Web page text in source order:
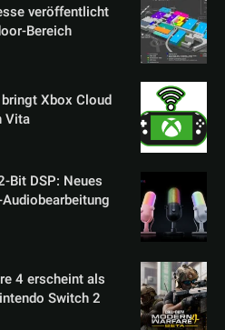
veröffentlicht
Bereich
Xbox Cloud
Vita
Bit DSP: Neues
4 erscheint als
Switch 2